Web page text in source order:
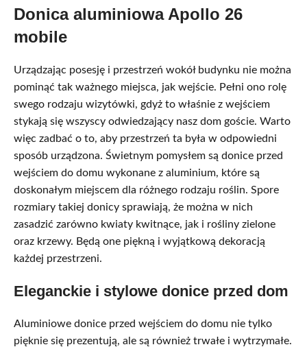
Donica aluminiowa Apollo 26
mobile
Urządzając posesję i przestrzeń wokół budynku nie można
pominąć tak ważnego miejsca, jak wejście. Pełni ono rolę
swego rodzaju wizytówki, gdyż to właśnie z wejściem
stykają się wszyscy odwiedzający nasz dom goście. Warto
więc zadbać o to, aby przestrzeń ta była w odpowiedni
sposób urządzona. Świetnym pomysłem są donice przed
wejściem do domu wykonane z aluminium, które są
doskonałym miejscem dla różnego rodzaju roślin. Spore
rozmiary takiej donicy sprawiają, że można w nich
zasadzić zarówno kwiaty kwitnące, jak i rośliny zielone
oraz krzewy. Będą one piękną i wyjątkową dekoracją
każdej przestrzeni.
Eleganckie i stylowe donice przed dom
Aluminiowe donice przed wejściem do domu nie tylko
pięknie się prezentują, ale są również trwałe i wytrzymałe.